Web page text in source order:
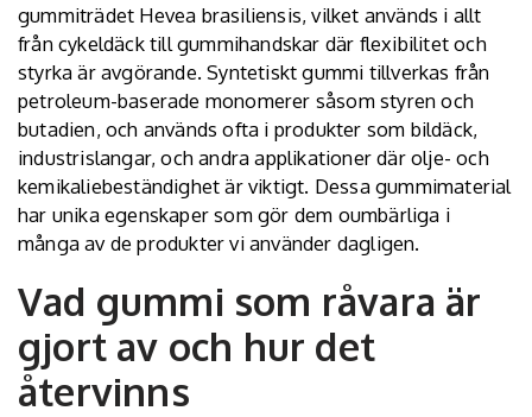
gummiträdet Hevea brasiliensis, vilket används i allt
från cykeldäck till gummihandskar där flexibilitet och
styrka är avgörande. Syntetiskt gummi tillverkas från
petroleum-baserade monomerer såsom styren och
butadien, och används ofta i produkter som bildäck,
industrislangar, och andra applikationer där olje- och
kemikaliebeständighet är viktigt. Dessa gummimaterial
har unika egenskaper som gör dem oumbärliga i
många av de produkter vi använder dagligen.
Vad gummi som råvara är
gjort av och hur det
återvinns